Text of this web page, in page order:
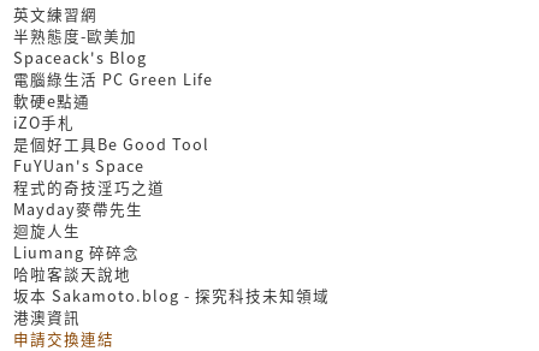
英文練習網
半熟態度-歐美加
Spaceack's Blog
電腦綠生活 PC Green Life
軟硬e點通
iZO手札
是個好工具Be Good Tool
FuYUan's Space
程式的奇技淫巧之道
Mayday麥帶先生
迴旋人生
Liumang 碎碎念
哈啦客談天說地
坂本 Sakamoto.blog - 探究科技未知領域
港澳資訊
申請交換連結